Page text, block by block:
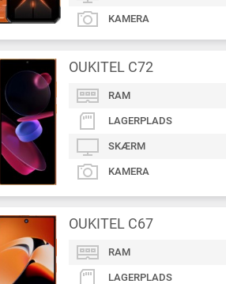
KAMERA
OUKITEL C72
RAM
LAGERPLADS
SKÆRM
KAMERA
OUKITEL C67
RAM
LAGERPLADS